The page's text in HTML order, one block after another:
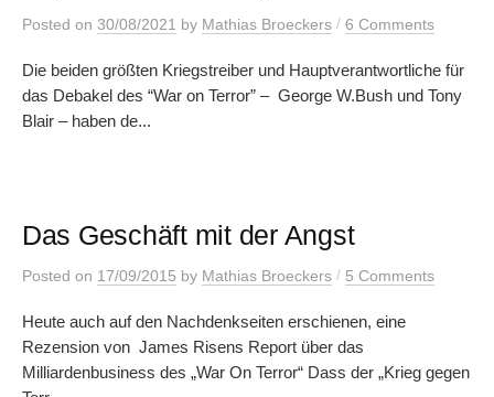
Posted on 30/08/2021 by Mathias Broeckers / 6 Comments
Die beiden größten Kriegstreiber und Hauptverantwortliche für
das Debakel des “War on Terror” – George W.Bush und Tony
Blair – haben de...
Das Geschäft mit der Angst
Posted on 17/09/2015 by Mathias Broeckers / 5 Comments
Heute auch auf den Nachdenkseiten erschienen, eine
Rezension von James Risens Report über das
Milliardenbusiness des „War On Terror“ Dass der „Krieg gegen